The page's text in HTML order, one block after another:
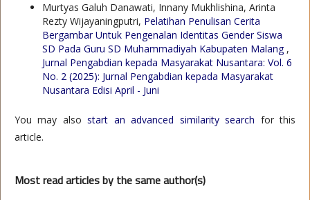
Murtyas Galuh Danawati, Innany Mukhlishina, Arinta
Rezty Wijayaningputri, Pelatihan Penulisan Cerita
Bergambar Untuk Pengenalan Identitas Gender Siswa
SD Pada Guru SD Muhammadiyah Kabupaten Malang ,
Jurnal Pengabdian kepada Masyarakat Nusantara: Vol. 6
No. 2 (2025): Jurnal Pengabdian kepada Masyarakat
Nusantara Edisi April - Juni
You may alsostart an advanced similarity search for this
article.
Most read articles by the same author(s)